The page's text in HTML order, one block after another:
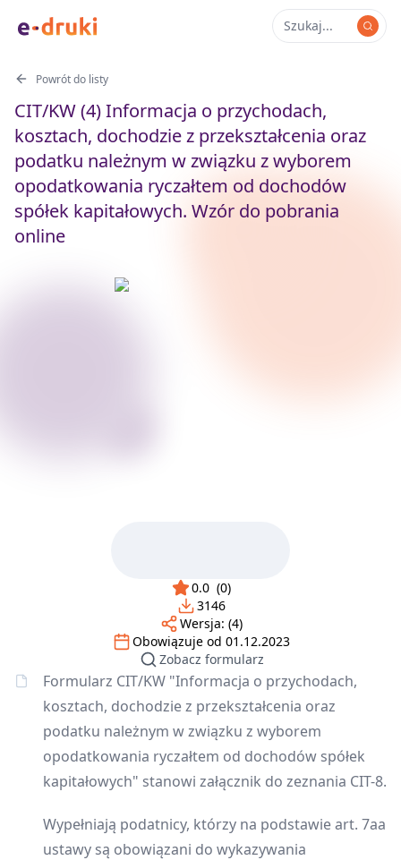
Powrót do listy
CIT/KW (4) Informacja o przychodach,
kosztach, dochodzie z przekształcenia oraz
podatku należnym w związku z wyborem
opodatkowania ryczałtem od dochodów
spółek kapitałowych. Wzór do pobrania
online
0.0 (0)
3146
Wersja: (4)
Obowiązuje od 01.12.2023
Zobacz formularz
Formularz CIT/KW "Informacja o przychodach,
kosztach, dochodzie z przekształcenia oraz
podatku należnym w związku z wyborem
opodatkowania ryczałtem od dochodów spółek
kapitałowych" stanowi załącznik do zeznania CIT-8.
Wypełniają podatnicy, którzy na podstawie art. 7aa
ustawy są obowiązani do wykazywania